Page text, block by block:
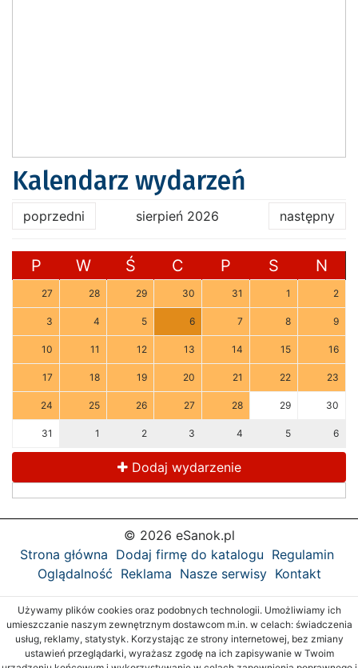
Kalendarz wydarzeń
poprzedni sierpień 2026 następny
P W Ś C P S N
27 28 29 30 31 1 2
3 4 5 6 7 8 9
10 11 12 13 14 15 16
17 18 19 20 21 22 23
24 25 26 27 28 29 30
31 1 2 3 4 5 6
Dodaj wydarzenie
© 2026 eSanok.pl
Strona główna Dodaj firmę do katalogu Regulamin
Oglądalność Reklama Nasze serwisy Kontakt
Używamy plików cookies oraz podobnych technologii. Umożliwiamy ich
umieszczanie naszym zewnętrznym dostawcom m.in. w celach: świadczenia
usług, reklamy, statystyk. Korzystając ze strony internetowej, bez zmiany
ustawień przeglądarki, wyrażasz zgodę na ich zapisywanie w Twoim